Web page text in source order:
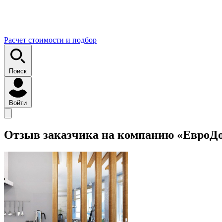
Расчет стоимости и подбор
Поиск
Войти
Отзыв заказчика на компанию